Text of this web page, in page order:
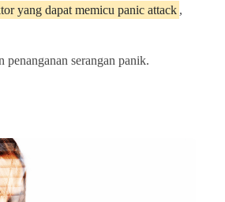
yang dapat memicu panic attack ,
penanganan serangan panik.